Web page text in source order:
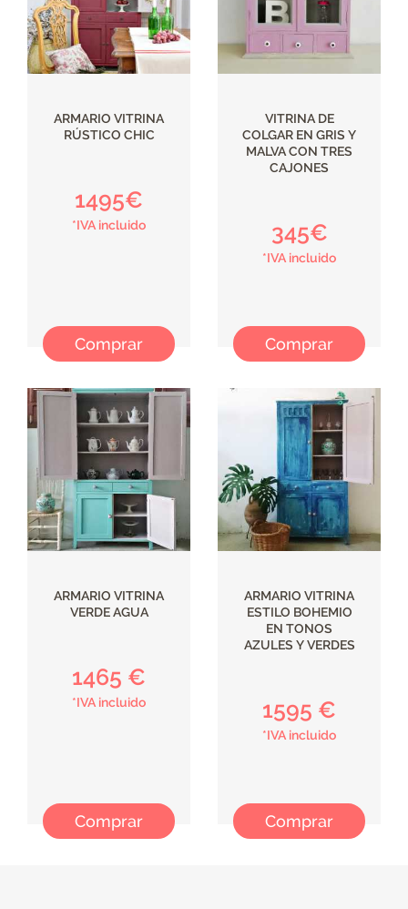
ARMARIO VITRINA
RÚSTICO CHIC
1495€
*IVA incluido
Comprar
VITRINA DE
COLGAR EN GRIS Y
MALVA CON TRES
CAJONES
345€
*IVA incluido
Comprar
ARMARIO VITRINA
VERDE AGUA
1465 €
*IVA incluido
Comprar
ARMARIO VITRINA
ESTILO BOHEMIO
EN TONOS
AZULES Y VERDES
1595 €
*IVA incluido
Comprar